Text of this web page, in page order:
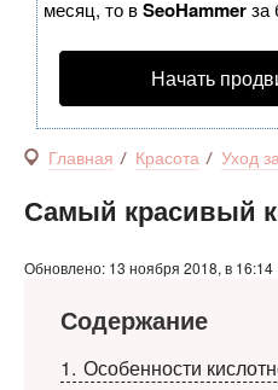
месяц, то вSeoHammerза
Начать
Главная Красота Уход
Самый красивый
Обновлено: 13 ноября 2018, в 16:14
Содержание
1 Особенности